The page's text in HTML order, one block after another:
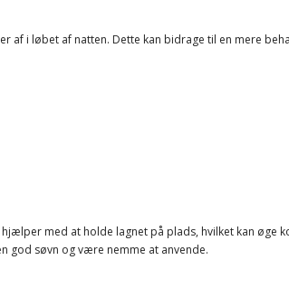
i løbet af natten. Dette kan bidrage til en mere
med at holde lagnet på plads, hvilket kan øge
god søvn og være nemme at anvende.